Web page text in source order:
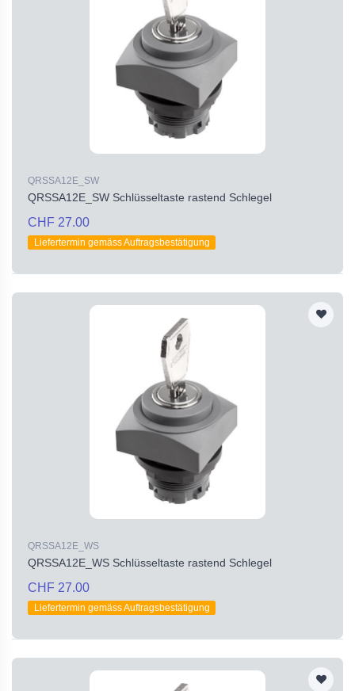
QRSSA12E_SW
QRSSA12E_SW Schlüsseltaste rastend Schlegel
CHF 27.00
Liefertermin gemäss Auftragsbestätigung
QRSSA12E_WS
QRSSA12E_WS Schlüsseltaste rastend Schlegel
CHF 27.00
Liefertermin gemäss Auftragsbestätigung